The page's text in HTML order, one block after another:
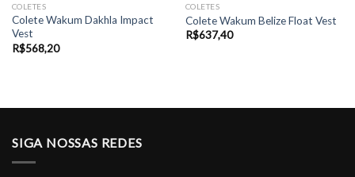
COLETES
Colete Wakum Dakhla Impact
Vest
R$568,20
COLETES
Colete Wakum Belize Float Vest
R$637,40
SIGA NOSSAS REDES